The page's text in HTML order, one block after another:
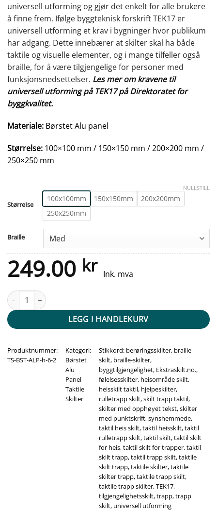
universell utforming og gjør det enkelt for alle brukere
å finne frem. Ifølge byggteknisk forskrift TEK17 er
universell utforming et krav i bygninger hvor publikum
har adgang. Dette innebærer at skilter skal ha både
taktile og visuelle elementer, og i mange tilfeller også
braille, for å være tilgjengelige for personer med
funksjonsnedsettelser. Les mer om kravene til
universell utforming på TEK17 på Direktoratet for
byggkvalitet.
Materiale: Børstet Alu panel
Størrelse: 100×100 mm / 150×150 mm / 200×200 mm /
250×250 mm
StørreIse
100x100mm 150x150mm
200x200mm
250x250mm
Braille
NULLSTILL
249.00 kr Ink. mva
Taktilt skilt - Trapp - Børstet Alu Panel antall
LEGG I HANDLEKURV
Produktnummer:
TS-BST-ALP-h-6-2
Kategori:
Børstet
Alu
Panel
Taktile
Skilter
Stikkord: berøringsskilter, braille
skilt, braille-skilter,
byggtilgjengelighet, Ekstraskilt.no.,
følelsesskilter, heisområde skilt,
heisskilt taktil, hjelpeskilter,
rulletrapp skilt,skilt trapp taktil,
skilter med opphøyet tekst,skilter
med punktskrift,synshemmede,
taktil heis skilt,taktil heisskilt,taktil
rulletrapp skilt,taktil skilt,taktil skilt
for heis,taktil skilt for trapper,taktil
skilt trapp,taktil trapp skilt,taktile
skilt trapp,taktile skilter,taktile
skilter trapp,taktile trapp skilt,
taktile trapp skilter,TEK17,
tilgjengelighetsskilt,trapp,trapp
skilt, universell utforming